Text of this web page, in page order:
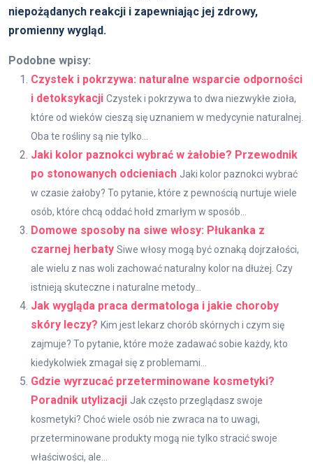
niepożądanych reakcji i zapewniając jej zdrowy,
promienny wygląd.
Podobne wpisy:
Czystek i pokrzywa: naturalne wsparcie odporności
i detoksykacji Czystek i pokrzywa to dwa niezwykłe zioła,
które od wieków cieszą się uznaniem w medycynie naturalnej.
Oba te rośliny są nie tylko...
Jaki kolor paznokci wybrać w żałobie? Przewodnik
po stonowanych odcieniach Jaki kolor paznokci wybrać
w czasie żałoby? To pytanie, które z pewnością nurtuje wiele
osób, które chcą oddać hołd zmarłym w sposób...
Domowe sposoby na siwe włosy: Płukanka z
czarnej herbaty Siwe włosy mogą być oznaką dojrzałości,
ale wielu z nas woli zachować naturalny kolor na dłużej. Czy
istnieją skuteczne i naturalne metody...
Jak wygląda praca dermatologa i jakie choroby
skóry leczy? Kim jest lekarz chorób skórnych i czym się
zajmuje? To pytanie, które może zadawać sobie każdy, kto
kiedykolwiek zmagał się z problemami...
Gdzie wyrzucać przeterminowane kosmetyki?
Poradnik utylizacji Jak często przeglądasz swoje
kosmetyki? Choć wiele osób nie zwraca na to uwagi,
przeterminowane produkty mogą nie tylko stracić swoje
właściwości, ale...